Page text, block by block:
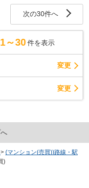
次の30件へ
1～30 件を表示
変更
変更
> (マンション(売買))路線・駅
)